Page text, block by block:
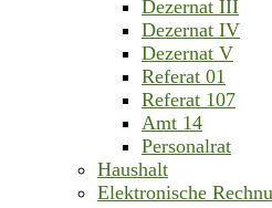
Dezernat III
Dezernat IV
Dezernat V
Referat 01
Referat 107
Amt 14
Personalrat
Haushalt
Elektronische